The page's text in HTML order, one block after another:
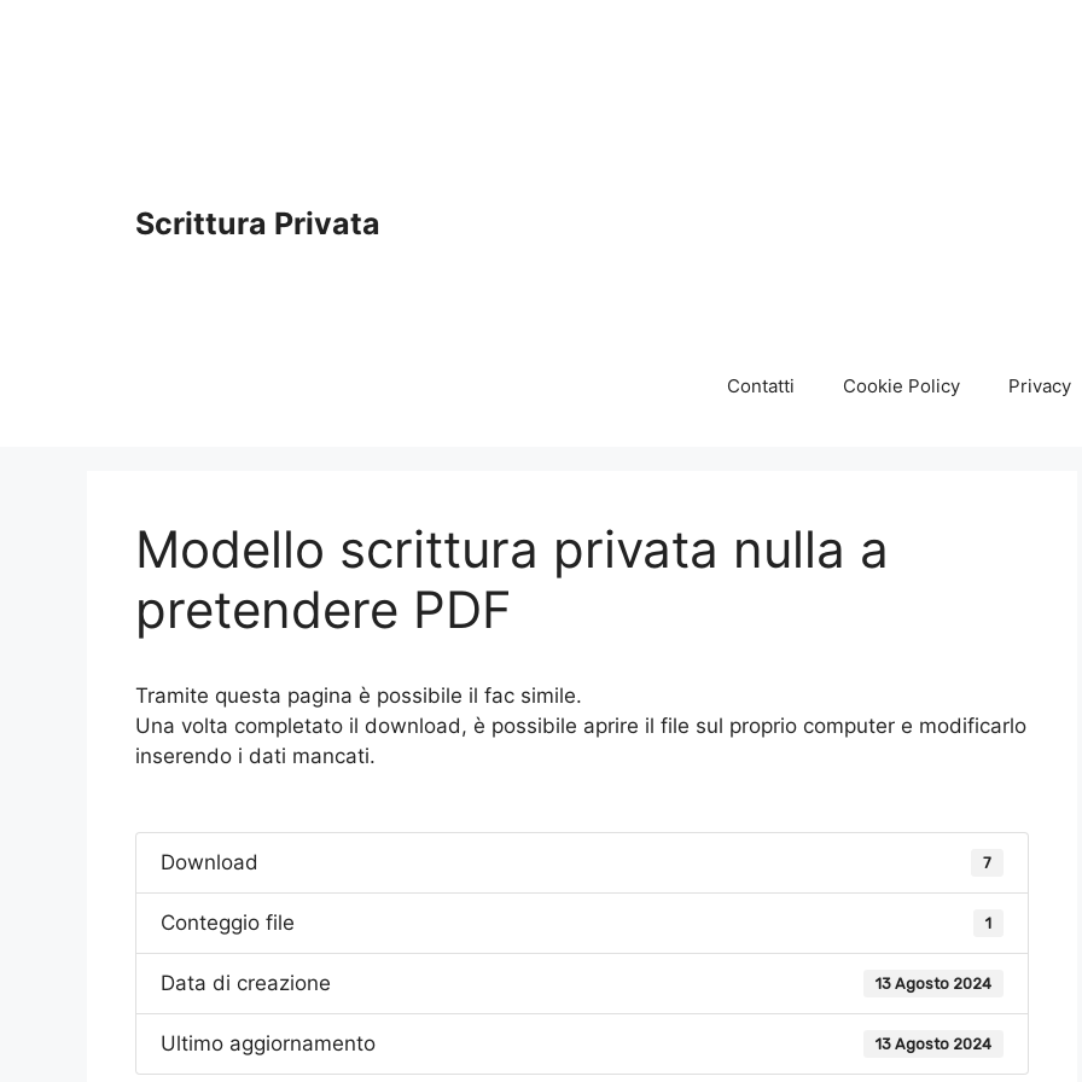
Scrittura Privata
Contatti Cookie Policy Privacy
Modello scrittura privata nulla a
pretendere PDF
Tramite questa pagina è possibile il fac simile.
Una volta completato il download, è possibile aprire il file sul proprio computer e modificarlo
inserendo i dati mancati.
Download 7
Conteggio file 1
Data di creazione 13 Agosto 2024
Ultimo aggiornamento 13 Agosto 2024